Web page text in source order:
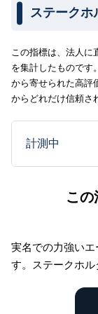
ステークホ
この指標は、法人に
を集計したものです
から寄せられた高評
からどれだけ信頼さ
計測中
この
実名での力強い
す。
ステークホ